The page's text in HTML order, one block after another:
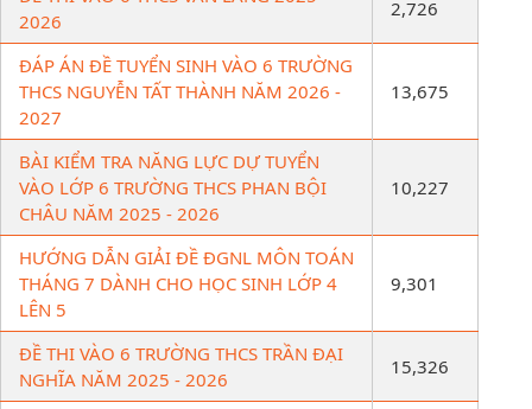
2026
2,726
ĐÁP ÁN ĐỀ TUYỂN SINH VÀO 6 TRƯỜNG
THCS NGUYỄN TẤT THÀNH NĂM 2026 -
2027
13,675
BÀI KIỂM TRA NĂNG LỰC DỰ TUYỂN
VÀO LỚP 6 TRƯỜNG THCS PHAN BỘI
CHÂU NĂM 2025 - 2026
10,227
HƯỚNG DẪN GIẢI ĐỀ ĐGNL MÔN TOÁN
THÁNG 7 DÀNH CHO HỌC SINH LỚP 4
LÊN 5
9,301
ĐỀ THI VÀO 6 TRƯỜNG THCS TRẦN ĐẠI
NGHĨA NĂM 2025 - 2026
15,326